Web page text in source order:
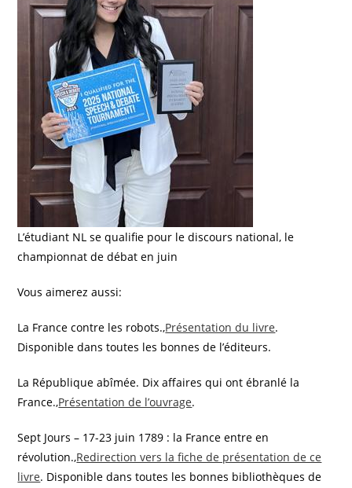
L’étudiant NL se qualifie pour le discours national, le
championnat de débat en juin
Vous aimerez aussi:
La France contre les robots.,Présentation du livre.
Disponible dans toutes les bonnes de l’éditeurs.
La République abîmée. Dix affaires qui ont ébranlé la
France.,Présentation de l’ouvrage.
Sept Jours – 17-23 juin 1789 : la France entre en
révolution.,Redirection vers la fiche de présentation de ce
livre. Disponible dans toutes les bonnes bibliothèques de